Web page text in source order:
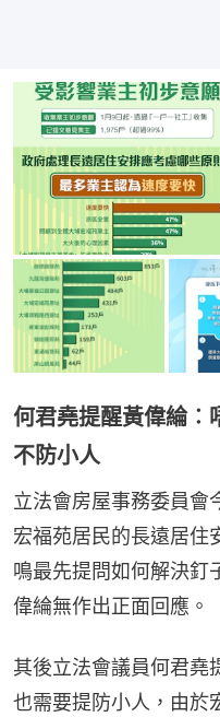
何君堯提醒黃偉綸
不防小人
立法會房屋事務委員會
宏福苑居民的長遠居住
鳴最先提問如何解決釘
偉綸無作出正面回應。
其後立法會議員何君堯
也需要提防小人，由於